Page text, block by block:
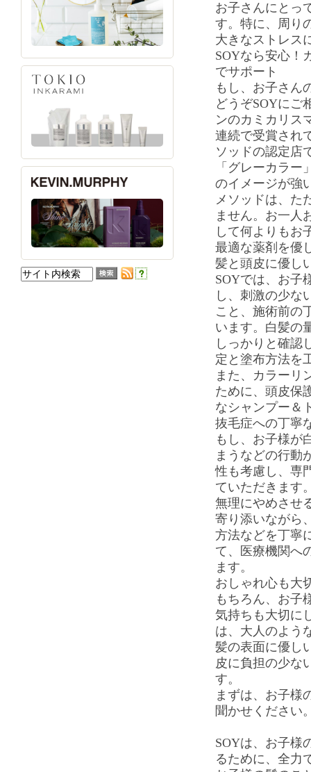
お子さんにとっ
す。特に、周り
大きなストレス
SOYなら安心！
でサポート
もし、お子さん
どうぞSOYにご
ンのカミカリス
連続で受賞され
ソッドの認定店
「グレーカラ
のイメージが強
メソッドは、た
ません。お一人
して何よりもお
最適な薬剤を優
髪と頭皮に優し
SOYでは、お子
し、刺激の少な
こと、施術前の
います。白髪の
しっかりと確認
定と塗布方法を
また、カラーリ
ために、頭皮保
なシャンプー＆
抜毛症への丁寧
もし、お子様が
まうなどの行動
性も考慮し、専
ていただきます
無理にやめさせ
寄り添いながら
方法などを丁寧
て、医療機関へ
ます。
おしゃれ心も大
もちろん、お子
気持ちも大切に
は、大人のよう
髪の表面に優し
皮に負担の少な
す。
まずは、お子様
聞かせください
SOYは、お子様
るために、全力